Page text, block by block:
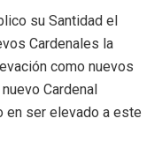
su Santidad el
Cardenales la
como nuevos
Cardenal
en ser elevado a este